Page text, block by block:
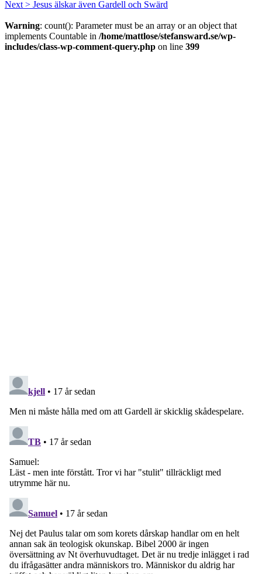
Next > Jesus älskar även Gardell och Swärd
Warning: count(): Parameter must be an array or an object that
implements Countable in /home/mattlose/stefansward.se/wp-
includes/class-wp-comment-query.php on line 399